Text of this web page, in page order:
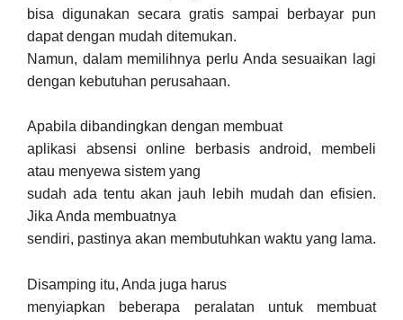
bisa digunakan secara gratis sampai berbayar pun
dapat dengan mudah ditemukan.
Namun, dalam memilihnya perlu Anda sesuaikan lagi
dengan kebutuhan perusahaan.
Apabila dibandingkan dengan membuat
aplikasi absensi online berbasis android, membeli
atau menyewa sistem yang
sudah ada tentu akan jauh lebih mudah dan efisien.
Jika Anda membuatnya
sendiri, pastinya akan membutuhkan waktu yang lama.
Disamping itu, Anda juga harus
menyiapkan beberapa peralatan untuk membuat